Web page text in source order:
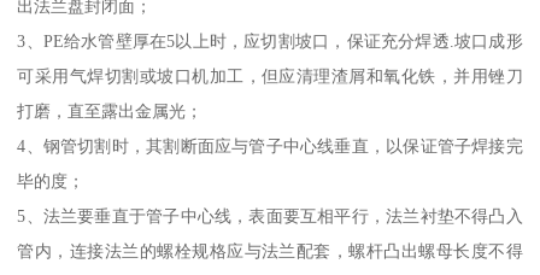
出法兰盘封闭面；
3、PE给水管壁厚在5以上时，应切割坡口，保证充分焊透.坡口成形
可采用气焊切割或坡口机加工，但应清理渣屑和氧化铁，并用锉刀
打磨，直至露出金属光；
4、钢管切割时，其割断面应与管子中心线垂直，以保证管子焊接完
毕的度；
5、法兰要垂直于管子中心线，表面要互相平行，法兰衬垫不得凸入
管内，连接法兰的螺栓规格应与法兰配套，螺杆凸出螺母长度不得